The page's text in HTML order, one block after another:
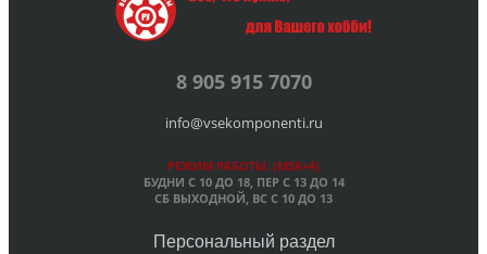
8 905 915 7070
info@vsekomponenti.ru
РЕЖИМ РАБОТЫ: (MSK+4)
БУДНИ С 10 ДО 18, ПЕРС 13 ДО 14
СБ ВЫХОДНОЙ, ВС С 10 ДО 13
Персональный раздел